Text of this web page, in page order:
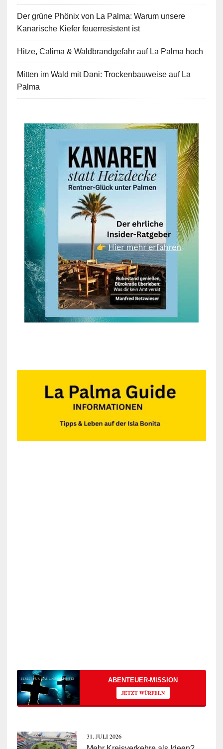
Der grüne Phönix von La Palma: Warum unsere
Kanarische Kiefer feuerresistent ist
Hitze, Calima & Waldbrandgefahr auf La Palma hoch
Mitten im Wald mit Dani: Trockenbauweise auf La
Palma
ABENTEUER-MISSION
JETZT WÜRFELN
31. JULI 2026